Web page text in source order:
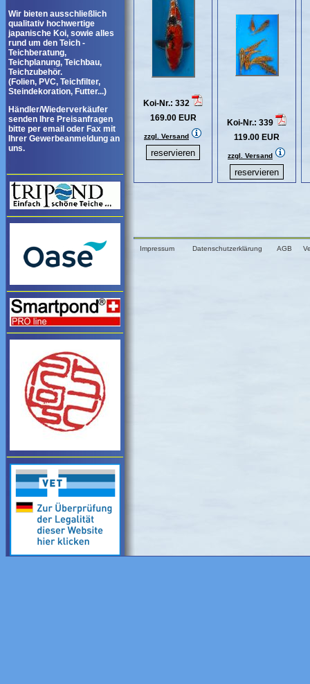
Wir bieten ausschließlich
qualitativ hochwertige
japanische Koi, sowie alles
rund um den Teich -
Teichberatung,
Teichplanung, Teichbau,
Teichzubehör.
(Folien, PVC, Teichfilter,
Steindekoration, Futter...)
Händler/Wiederverkäufer
senden Ihre Preisanfragen
bitte per email oder Fax mit
Ihrer Gewerbeanmeldung an
uns.
Koi-Nr.: 332
169.00 EUR
zzgl. Versand
Koi-Nr.: 339
119.00 EUR
zzgl. Versand
Impressum Datenschutzerklärung AGB